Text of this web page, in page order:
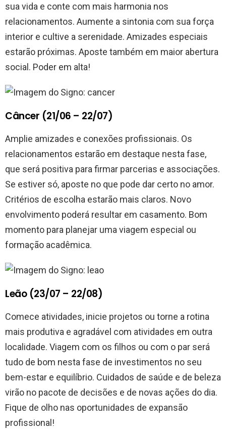
sua vida e conte com mais harmonia nos
relacionamentos. Aumente a sintonia com sua força
interior e cultive a serenidade. Amizades especiais
estarão próximas. Aposte também em maior abertura
social. Poder em alta!
Câncer (21/06 – 22/07)
Amplie amizades e conexões profissionais. Os
relacionamentos estarão em destaque nesta fase,
que será positiva para firmar parcerias e associações.
Se estiver só, aposte no que pode dar certo no amor.
Critérios de escolha estarão mais claros. Novo
envolvimento poderá resultar em casamento. Bom
momento para planejar uma viagem especial ou
formação acadêmica.
Leão (23/07 – 22/08)
Comece atividades, inicie projetos ou torne a rotina
mais produtiva e agradável com atividades em outra
localidade. Viagem com os filhos ou com o par será
tudo de bom nesta fase de investimentos no seu
bem-estar e equilíbrio. Cuidados de saúde e de beleza
virão no pacote de decisões e de novas ações do dia.
Fique de olho nas oportunidades de expansão
profissional!